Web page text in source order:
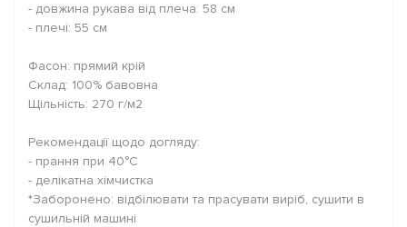
- довжина рукава від плеча: 58 см
- плечі: 55 см
Фасон: прямий крій
Склад: 100% бавовна
Щільність: 270 г/м2
Рекомендації щодо догляду:
- прання при 40°C
- делікатна хімчистка
*Заборонено: відбілювати та прасувати виріб, сушити в
сушильній машині